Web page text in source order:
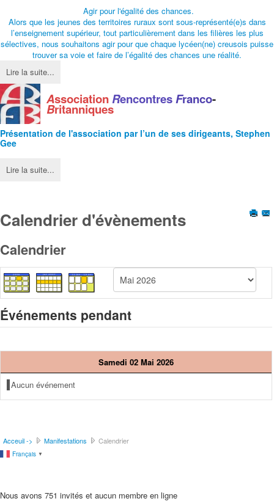
Agir pour l'égalité des chances.
Alors que les jeunes des territoires ruraux sont sous-représenté(e)s dans
l’enseignement supérieur, tout particulièrement dans les filières les plus
sélectives, nous souhaitons agir pour que chaque lycéen(ne) creusois puisse
trouver sa voie et faire de l’égalité des chances une réalité.
Lire la suite...
AssociationRencontresFranco-
Britanniques
Présentation de l'association par l’un de ses dirigeants, Stephen
Gee
Lire la suite...
Calendrier d'évènements
Calendrier
Événements pendant
Samedi 02 Mai 2026
Aucun événement
Acceuil -> Manifestations Calendrier
Français ▼
Nous avons 751 invités et aucun membre en ligne